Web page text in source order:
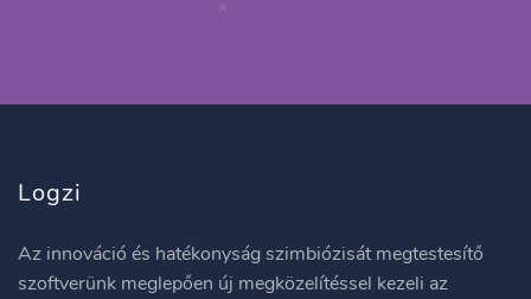
Logzi
Az innováció és hatékonyság szimbiózisát megtestesítő
szoftverünk meglepően új megközelítéssel kezeli az